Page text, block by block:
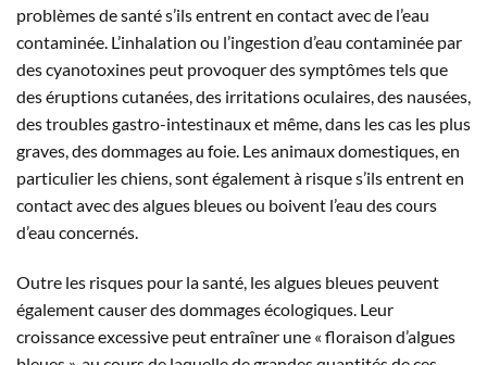
problèmes de santé s’ils entrent en contact avec de l’eau
contaminée. L’inhalation ou l’ingestion d’eau contaminée par
des cyanotoxines peut provoquer des symptômes tels que
des éruptions cutanées, des irritations oculaires, des nausées,
des troubles gastro-intestinaux et même, dans les cas les plus
graves, des dommages au foie. Les animaux domestiques, en
particulier les chiens, sont également à risque s’ils entrent en
contact avec des algues bleues ou boivent l’eau des cours
d’eau concernés.
Outre les risques pour la santé, les algues bleues peuvent
également causer des dommages écologiques. Leur
croissance excessive peut entraîner une « floraison d’algues